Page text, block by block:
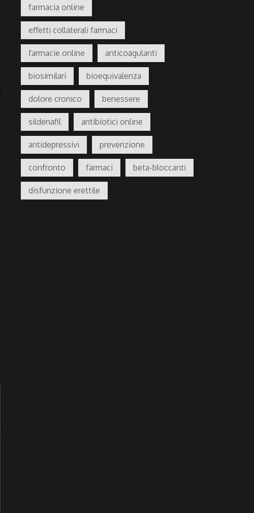
farmacia online
effetti collaterali farmaci
farmacie online anticoagulanti
biosimilari bioequivalenza
dolore cronico benessere
sildenafil antibiotici online
antidepressivi prevenzione
confronto farmaci beta-bloccanti
disfunzione erettile